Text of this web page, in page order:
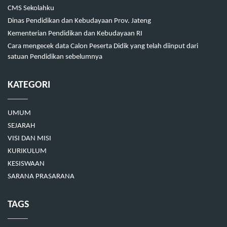
CMS Sekolahku
Dinas Pendidikan dan Kebudayaan Prov. Jateng
Kementerian Pendidikan dan Kebudayaan RI
Cara mengecek data Calon Peserta Didik yang telah diinput dari
satuan Pendidikan sebelumnya
KATEGORI
UMUM
SEJARAH
VISI DAN MISI
KURIKULUM
KESISWAAN
SARANA PRASARANA
TAGS